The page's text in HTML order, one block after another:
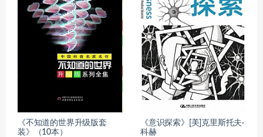
《不知道的世界升级版套
装》（10本）
《意识探索》[美]克里斯托夫·
科赫